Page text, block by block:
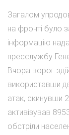
Загалом
на фронті було
інформацію
пресслужбу
Вчора ворог
використавши
атак, скинувши
активізував
обстріли